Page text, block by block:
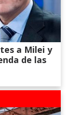
a Milei y
de las